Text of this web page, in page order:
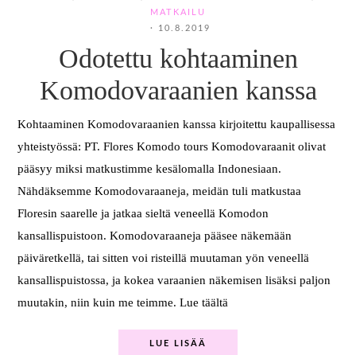
MATKAILU
·
10.8.2019
Odotettu kohtaaminen
Komodovaraanien kanssa
Kohtaaminen Komodovaraanien kanssa kirjoitettu kaupallisessa
yhteistyössä: PT. Flores Komodo tours Komodovaraanit olivat
pääsyy miksi matkustimme kesälomalla Indonesiaan.
Nähdäksemme Komodovaraaneja, meidän tuli matkustaa
Floresin saarelle ja jatkaa sieltä veneellä Komodon
kansallispuistoon. Komodovaraaneja pääsee näkemään
päiväretkellä, tai sitten voi risteillä muutaman yön veneellä
kansallispuistossa, ja kokea varaanien näkemisen lisäksi paljon
muutakin, niin kuin me teimme. Lue täältä
LUE LISÄÄ